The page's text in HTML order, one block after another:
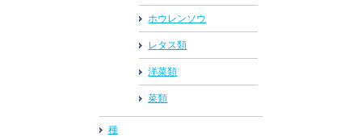
ホウレンソウ
レタス類
洋菜類
菜類
種